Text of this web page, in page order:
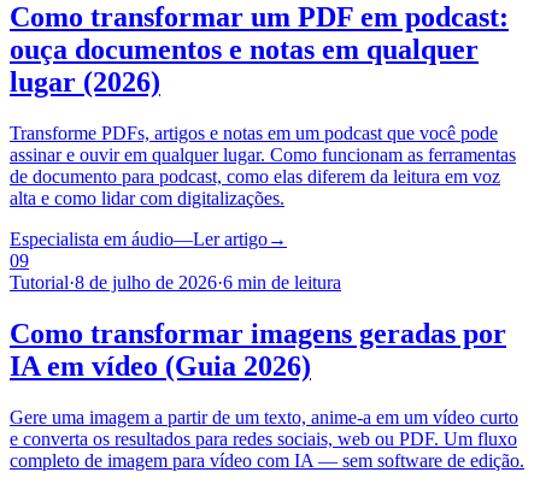
Como transformar um PDF em podcast:
ouça documentos e notas em qualquer
lugar (2026)
Transforme PDFs, artigos e notas em um podcast que você pode
assinar e ouvir em qualquer lugar. Como funcionam as ferramentas
de documento para podcast, como elas diferem da leitura em voz
alta e como lidar com digitalizações.
Especialista em áudio—Ler artigo→
09
Tutorial·8 de julho de 2026·6 min de leitura
Como transformar imagens geradas por
IA em vídeo (Guia 2026)
Gere uma imagem a partir de um texto, anime-a em um vídeo curto
e converta os resultados para redes sociais, web ou PDF. Um fluxo
completo de imagem para vídeo com IA — sem software de edição.